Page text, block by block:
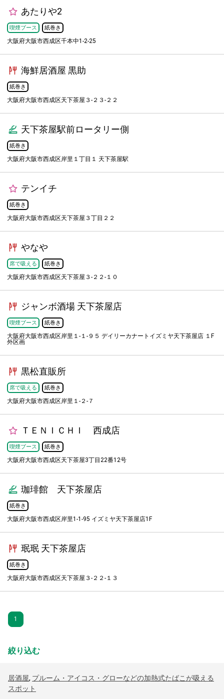
あたりや2
喫煙ブース 紙巻き
大阪府大阪市西成区千本中1-2-25
海鮮居酒屋 黒助
紙巻き
大阪府大阪市西成区天下茶屋３-２３-２２
天下茶屋駅前ロータリー側
紙巻き
大阪府大阪市西成区岸里１丁目１ 天下茶屋駅
テンイチ
紙巻き
大阪府大阪市西成区天下茶屋３丁目２２
やなや
席で吸える 紙巻き
大阪府大阪市西成区天下茶屋３-２２-１０
ジャンボ酒場 天下茶屋店
喫煙ブース 紙巻き
大阪府大阪市西成区岸里１-１-９５ デイリーカナートイズミヤ天下茶屋店 １F
外区画
黒松直販所
席で吸える 紙巻き
大阪府大阪市西成区岸里１-２-７
ＴＥＮＩＣＨＩ 西成店
喫煙ブース 紙巻き
大阪府大阪市西成区天下茶屋3丁目22番12号
珈琲館 天下茶屋店
紙巻き
大阪府大阪市西成区岸里1-1-95 イズミヤ天下茶屋店1F
珉珉 天下茶屋店
紙巻き
大阪府大阪市西成区天下茶屋３-２２-１３
1
絞り込む
居酒屋, プルーム・アイコス・グローなどの加熱式たばこが吸える
スポット